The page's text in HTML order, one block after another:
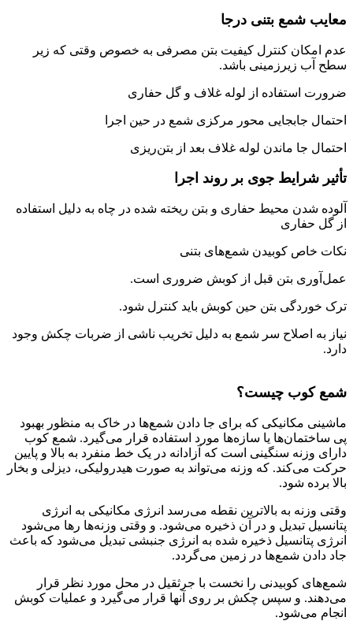
معایب شمع بتنی درجا
عدم امکان کنترل کیفیت بتن مصرفی به خصوص وقتی که زیر
سطح آب زیرزمینی باشد.
ضرورت استفاده از لوله غلاف و گل حفاری
احتمال جابجایی محور مرکزی شمع در حین اجرا
احتمال جا ماندن لوله غلاف بعد از بتن‌ریزی
تأثیر شرایط جوی بر روند اجرا
آلوده شدن محیط حفاری و بتن ریخته شده در چاه به دلیل استفاده
از گل حفاری
نکات خاص کوبیدن شمع‌های بتنی
عمل‌آوری بتن قبل از کوبش ضروری است.
ترک خوردگی بتن حین کوبش باید کنترل شود.
نیاز به اصلاح سر شمع به دلیل تخریب ناشی از ضربات چکش وجود
دارد.
شمع کوب چیست؟
ماشینی مکانیکی که برای جا دادن شمع‌ها در خاک به منظور بهبود
پی ساختمان‌ها یا سازه‌ها مورد استفاده قرار می‌گیرد. شمع کوب
دارای وزنه سنگینی است که آزادانه در یک خط منفرد به بالا و پایین
حرکت می‌کند. که وزنه می‌تواند به صورت هیدرولیکی، دیزلی و بخار
بالا برده شود.
وقتی وزنه به بالاترین نقطه می‌رسد انرژی مکانیکی به انرژی
پتانسیل تبدیل و در آن ذخیره می‌شود. و وقتی وزنه‌ها رها می‌شود
انرژی پتانسیل ذخیره شده به انرژی جنبشی تبدیل می‌شود که باعث
جاد دادن شمع‌ها در زمین می‌گردد.
شمع‌های کوبیدنی را نخست با جرثقیل در محل مورد نظر قرار
می‌دهند. و سپس چکش بر روی آنها قرار می‌گیرد و عملیات کوبش
انجام می‌شود.